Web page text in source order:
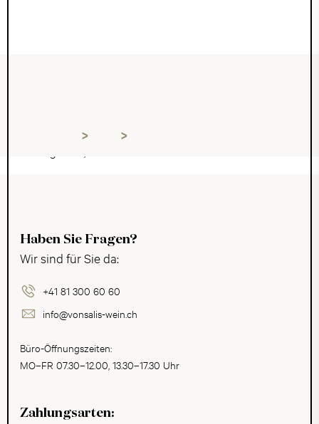
Haben Sie Fragen?
Wir sind für Sie da:
+41 81 300 60 60
info@vonsalis-wein.ch
Büro-Öffnungszeiten:
MO–FR 07.30–12.00, 13.30–17.30 Uhr
Zahlungsarten: